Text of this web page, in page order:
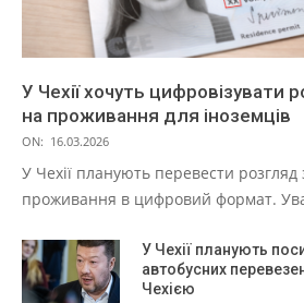
У Чехії хочуть цифровізувати
на проживання для іноземців
ON: 16.03.2026
У Чехії планують перевести розгляд
проживання в цифровий формат.
У Чехії планують
автобусних
Чехією